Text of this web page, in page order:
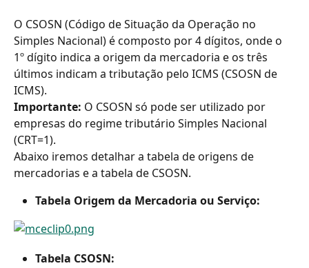
O CSOSN (Código de Situação da Operação no
Simples Nacional) é composto por 4 dígitos, onde o
1º dígito indica a origem da mercadoria e os três
últimos indicam a tributação pelo ICMS (CSOSN de
ICMS).
Importante: O CSOSN só pode ser utilizado por
empresas do regime tributário Simples Nacional
(CRT=1).
Abaixo iremos detalhar a tabela de origens de
mercadorias e a tabela de CSOSN.
Tabela Origem da Mercadoria ou Serviço:
Tabela CSOSN: